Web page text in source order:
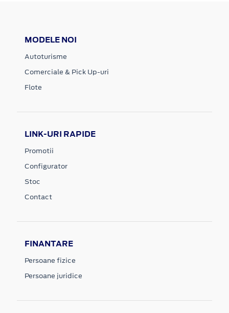
MODELE NOI
Autoturisme
Comerciale & Pick Up-uri
Flote
LINK-URI RAPIDE
Promotii
Configurator
Stoc
Contact
FINANTARE
Persoane fizice
Persoane juridice